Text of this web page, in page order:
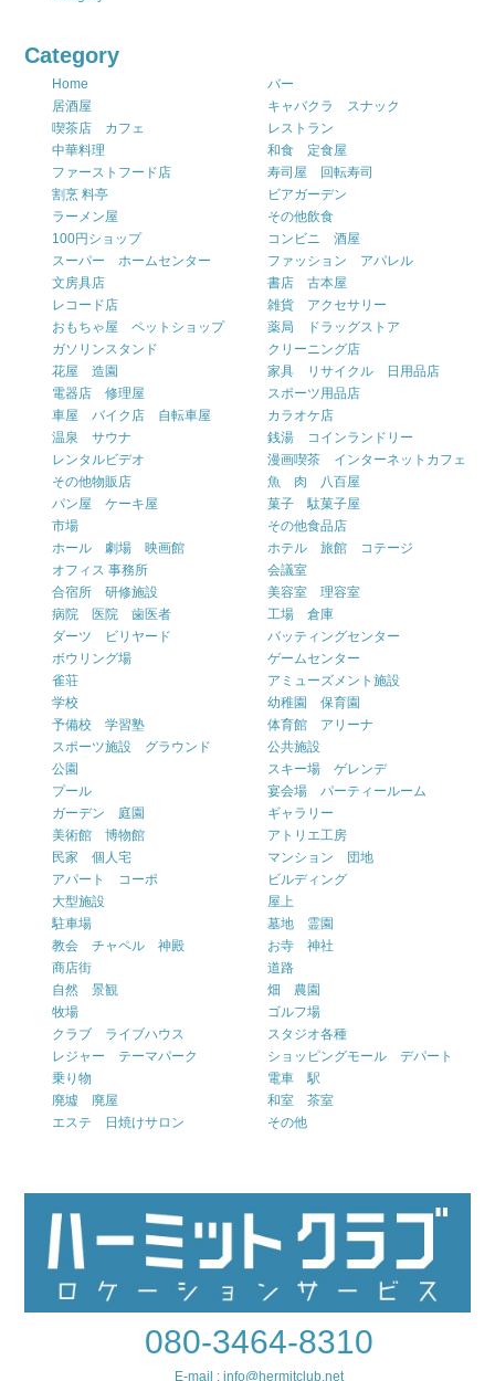
Category
Home
バー
居酒屋
キャバクラ スナック
喫茶店 カフェ
レストラン
中華料理
和食 定食屋
ファーストフード店
寿司屋 回転寿司
割烹 料亭
ビアガーデン
ラーメン屋
その他飲食
100円ショップ
コンビニ 酒屋
スーパー ホームセンター
ファッション アパレル
文房具店
書店 古本屋
レコード店
雑貨 アクセサリー
おもちゃ屋 ペットショップ
薬局 ドラッグストア
ガソリンスタンド
クリーニング店
花屋 造園
家具 リサイクル 日用品店
電器店 修理屋
スポーツ用品店
車屋 バイク店 自転車屋
カラオケ店
温泉 サウナ
銭湯 コインランドリー
レンタルビデオ
漫画喫茶 インターネットカフェ
その他物販店
魚 肉 八百屋
パン屋 ケーキ屋
菓子 駄菓子屋
市場
その他食品店
ホール 劇場 映画館
ホテル 旅館 コテージ
オフィス 事務所
会議室
合宿所 研修施設
美容室 理容室
病院 医院 歯医者
工場 倉庫
ダーツ ビリヤード
バッティングセンター
ボウリング場
ゲームセンター
雀荘
アミューズメント施設
学校
幼稚園 保育園
予備校 学習塾
体育館 アリーナ
スポーツ施設 グラウンド
公共施設
公園
スキー場 ゲレンデ
プール
宴会場 パーティールーム
ガーデン 庭園
ギャラリー
美術館 博物館
アトリエ工房
民家 個人宅
マンション 団地
アパート コーポ
ビルディング
大型施設
屋上
駐車場
墓地 霊園
教会 チャペル 神殿
お寺 神社
商店街
道路
自然 景観
畑 農園
牧場
ゴルフ場
クラブ ライブハウス
スタジオ各種
レジャー テーマパーク
ショッピングモール デパート
乗り物
電車 駅
廃墟 廃屋
和室 茶室
エステ 日焼けサロン
その他
080-3464-8310
E-mail : info@hermitclub.net